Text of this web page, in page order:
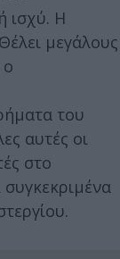
ισχύ. Η
μεγάλους
ο
του
αυτές οι
στο